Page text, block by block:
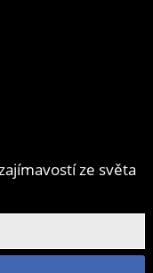
ze světa